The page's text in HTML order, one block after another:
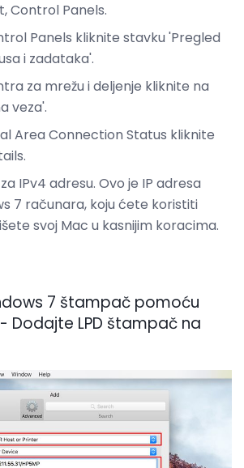
Control Panels.
Panels kliknite stavku 'Pregled
i zadataka'.
za mrežu i deljenje kliknite na
veza'.
Area Connection Status kliknite
IPv4 adresu. Ovo je IP adresa
7 računara, koju ćete koristiti
svoj Mac u kasnijim koracima.
7 štampač pomoću
Dodajte LPD štampač na